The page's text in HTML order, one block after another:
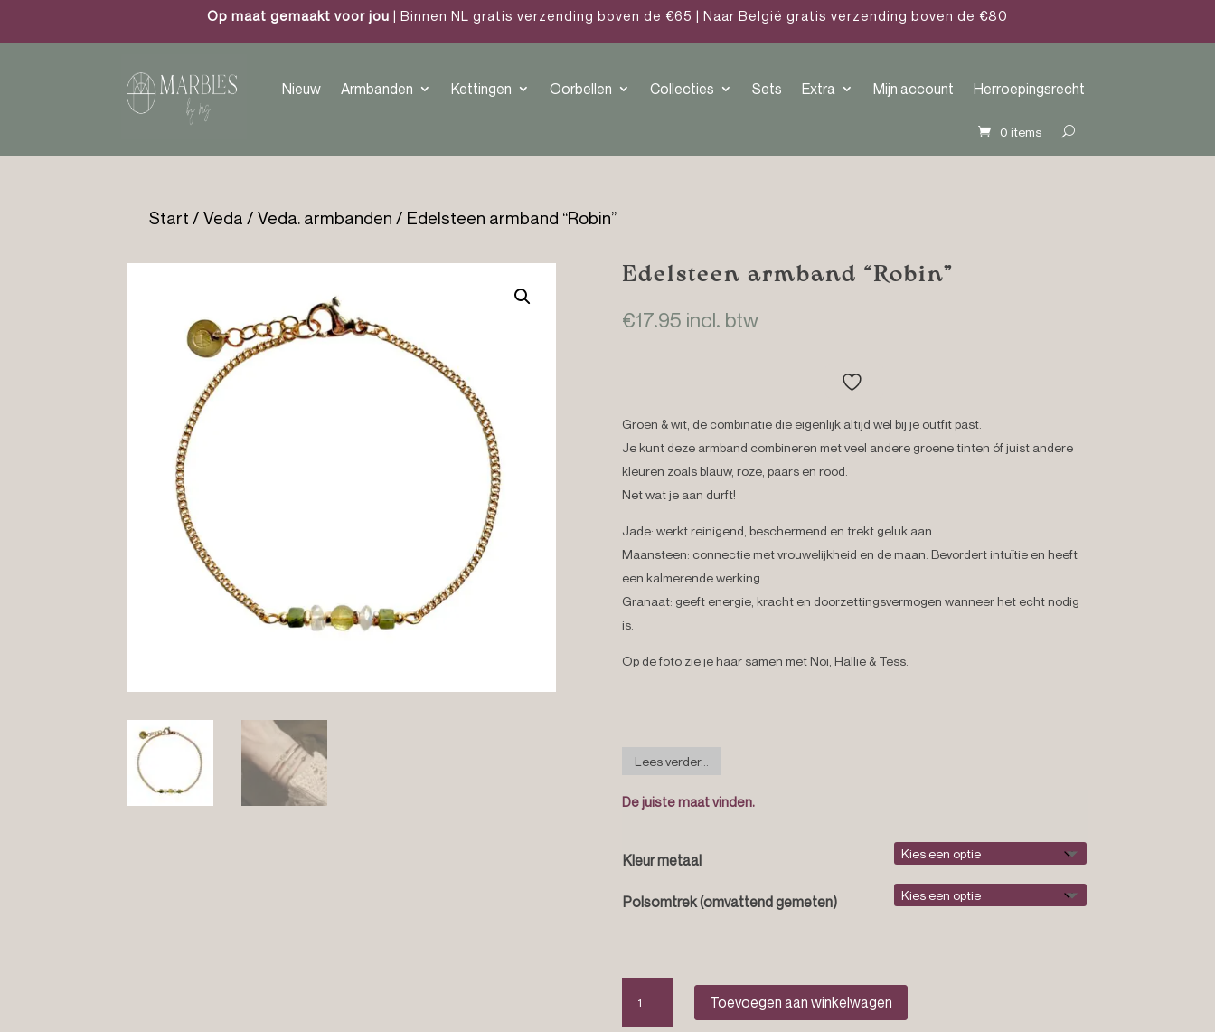
Op maat gemaakt voor jou | Binnen NL gratis verzending boven de €65 | Naar België gratis verzending boven de €80
Nieuw Armbanden Kettingen Oorbellen Collecties Sets Extra Mijn account Herroepingsrecht
0 items
Start /Veda /Veda. armbanden / Edelsteen armband “Robin”
Edelsteen armband “Robin”
€17.95 incl. btw
Groen & wit, de combinatie die eigenlijk altijd wel bij je outfit past.
Je kunt deze armband combineren met veel andere groene tinten óf juist andere
kleuren zoals blauw, roze, paars en rood.
Net wat je aan durft!
Jade: werkt reinigend, beschermend en trekt geluk aan.
Maansteen: connectie met vrouwelijkheid en de maan. Bevordert intuïtie en heeft
een kalmerende werking.
Granaat: geeft energie, kracht en doorzettingsvermogen wanneer het echt nodig
is.
Op de foto zie je haar samen met Noi, Hallie & Tess.
Lees verder...
De juiste maat vinden.
Kleur metaal
Polsomtrek (omvattend gemeten)
armband
Toevoegen aan winkelwagen